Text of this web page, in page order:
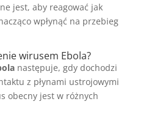
jest, aby reagować jak
wpłynąć na przebieg
wirusem Ebola?
następuje, gdy dochodzi
z płynami ustrojowymi
obecny jest w różnych